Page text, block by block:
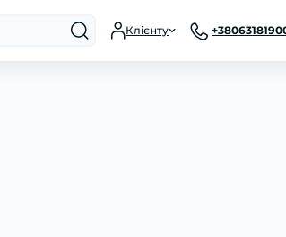
Клієнту